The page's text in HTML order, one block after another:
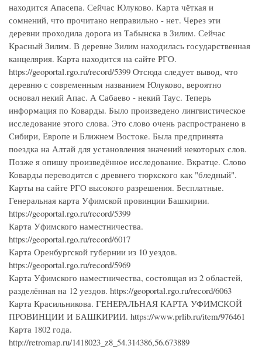
находится Апасепа. Сейчас Юлуково. Карта чёткая и
сомнений, что прочитано неправильно - нет. Через эти
деревни проходила дорога из Табынска в Зилим. Сейчас
Красный Зилим. В деревне Зилим находилась государственная
канцелярия. Карта находится на сайте РГО.
https://geoportal.rgo.ru/record/5399 Отсюда следует вывод, что
деревню с современным названием Юлуково, вероятно
основал некий Апас. А Сабаево - некий Таус. Теперь
информация по Коварды. Было произведено лингвистическое
исследование этого слова. Это слово очень распространено в
Сибири, Европе и Ближнем Востоке. Была предпринята
поездка на Алтай для установления значений некоторых слов.
Позже я опишу произведённое исследование. Вкратце. Слово
Коварды переводится с древнего тюркского как "бледный".
Карты на сайте РГО высокого разрешения. Бесплатные.
Генеральная карта Уфимской провинции Башкирии.
https://geoportal.rgo.ru/record/5399
Карта Уфимского наместничества.
https://geoportal.rgo.ru/record/6017
Карта Оренбургской губернии из 10 уездов.
https://geoportal.rgo.ru/record/5969
Карта Уфимского наместничества, состоящая из 2 областей,
разделённая на 12 уездов. https://geoportal.rgo.ru/record/6063
Карта Красильникова. ГЕНЕРАЛЬНАЯ КАРТА УФИМСКОЙ
ПРОВИНЦИИ И БАШКИРИИ. https://www.prlib.ru/item/976461
Карта 1802 года.
http://retromap.ru/1418023_z8_54.314386,56.673889